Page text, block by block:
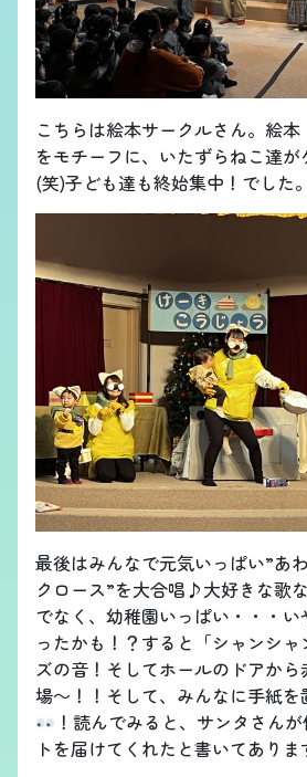
こちらは絵本サークルさん。絵本
をモチーフに、いたずらねこ達
(笑)子ども達も終始集中！でした。
最後はみんなで元気いっぱい”あ
クロース”を大合唱♪大好きな歌
でなく、幼稚園いっぱい・・・
ったかも！？すると「シャンシャ
ズの音！そしてホールのドアか
場～！！そして、みんなに手紙を
！読んでみると、サンタさん
トを届けてくれたと書いてありま